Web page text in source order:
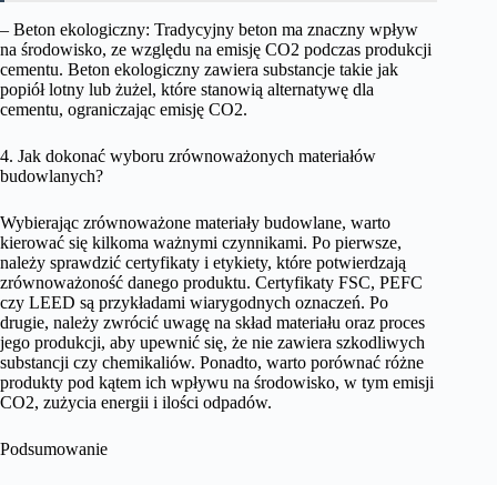
– Beton ekologiczny: Tradycyjny beton ma znaczny wpływ
na środowisko, ze względu na emisję CO2 podczas produkcji
cementu. Beton ekologiczny zawiera substancje takie jak
popiół lotny lub żużel, które stanowią alternatywę dla
cementu, ograniczając emisję CO2.
4. Jak dokonać wyboru zrównoważonych materiałów
budowlanych?
Wybierając zrównoważone materiały budowlane, warto
kierować się kilkoma ważnymi czynnikami. Po pierwsze,
należy sprawdzić certyfikaty i etykiety, które potwierdzają
zrównoważoność danego produktu. Certyfikaty FSC, PEFC
czy LEED są przykładami wiarygodnych oznaczeń. Po
drugie, należy zwrócić uwagę na skład materiału oraz proces
jego produkcji, aby upewnić się, że nie zawiera szkodliwych
substancji czy chemikaliów. Ponadto, warto porównać różne
produkty pod kątem ich wpływu na środowisko, w tym emisji
CO2, zużycia energii i ilości odpadów.
Podsumowanie